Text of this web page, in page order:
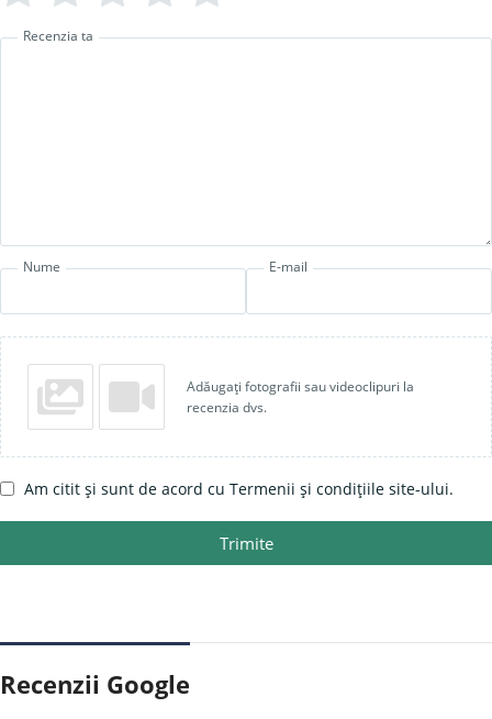
Recenzia ta
Nume E-mail
Adăugați fotografii sau videoclipuri la
recenzia dvs.
Am citit și sunt de acord cu Termenii și condițiile site-ului.
Trimite
Recenzii Google